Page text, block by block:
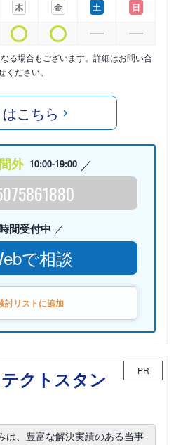
木
金
土
日
る場合もございます。詳細はお問い合
ください。
こちら
外 10:00-19:00
間受付中
で相談
討リストに追加
クトスタン
PR
は、豊富な解決実績のある当事